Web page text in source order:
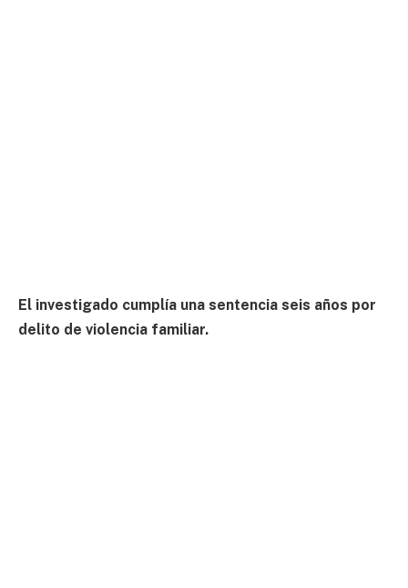
El investigado cumplía una sentencia seis años por
delito de violencia familiar.